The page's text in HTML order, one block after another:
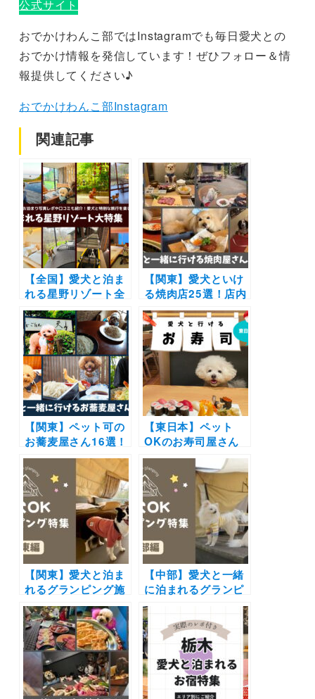
公式サイト
おでかけわんこ部ではInstagramでも毎日愛犬との
おでかけ情報を発信しています！ぜひフォロー＆情
報提供してください♪
おでかけわんこ部Instagram
関連記事
【全国】愛犬と泊ま
れる星野リゾート全
42施設大特集！実際
のお泊まり写真レポ
や口コミも | 大切な
ペットと特別な旅行
を楽しもう♪
【関東】愛犬といけ
る焼肉店25選！店内
や個室OK＆ワンち
ゃん用メニューがあ
るお店もご紹介（実
際のおでかけレポー
ト付き）
【関東】ペット可の
お蕎麦屋さん16選！
愛犬同伴店内OKの
お店やこだわりの料
理を犬連れで楽しめ
るお店を紹介（おで
かけレポ付き）
【東日本】ペット
OKのお寿司屋さん
14選！| 愛犬店内同
伴okや大型犬OKの
ドッグフレンドリー
なお店を紹介します
【関東】愛犬と泊ま
れるグランピング施
設17選！ドッグラン
付きや愛犬用温泉付
き＆豪華BBQを楽し
めるおすすめスポッ
トを紹介
【中部】愛犬と一緒
に泊まれるグランピ
ング18選！富士山や
雲海の絶景や極上の
バーベキューで愛犬
と特別な体験を♪